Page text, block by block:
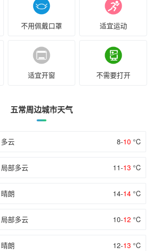
不用佩戴口罩 适宜运动
适宜开窗 不需要打开
五常周边城市天气
多云 8-10 °C
局部多云 11-13 °C
晴朗 14-14 °C
局部多云 10-12 °C
晴朗 12-13 °C